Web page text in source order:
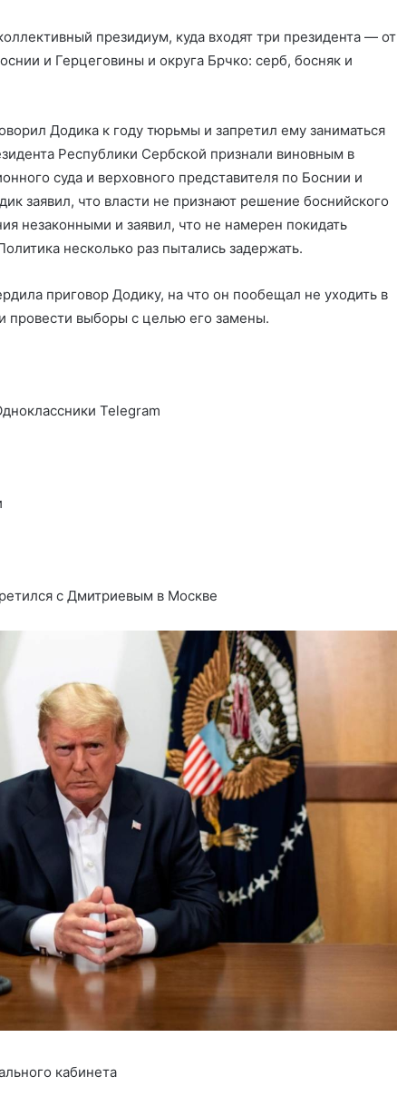
президиум, куда входят три президента — от
и Герцеговины и округа Брчко: серб, босняк и
Додика к году тюрьмы и запретил ему заниматься
Республики Сербской признали виновным в
суда и верховного представителя по Боснии и
заявил, что власти не признают решение боснийского
незаконными и заявил, что не намерен покидать
несколько раз пытались задержать.
приговор Додику, на что он пообещал не уходить в
провести выборы с целью его замены.
Telegram
с Дмитриевым в Москве
кабинета